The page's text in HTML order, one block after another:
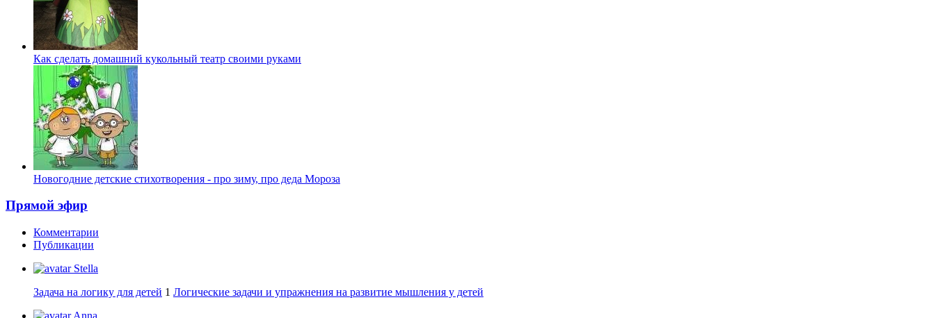
Как сделать домашний кукольный театр своими руками
Новогодние детские стихотворения - про зиму, про деда Мороза
Прямой эфир
Комментарии
Публикации
Stella
Задача на логику для детей 1 Логические задачи и упражнения на развитие мышления у детей